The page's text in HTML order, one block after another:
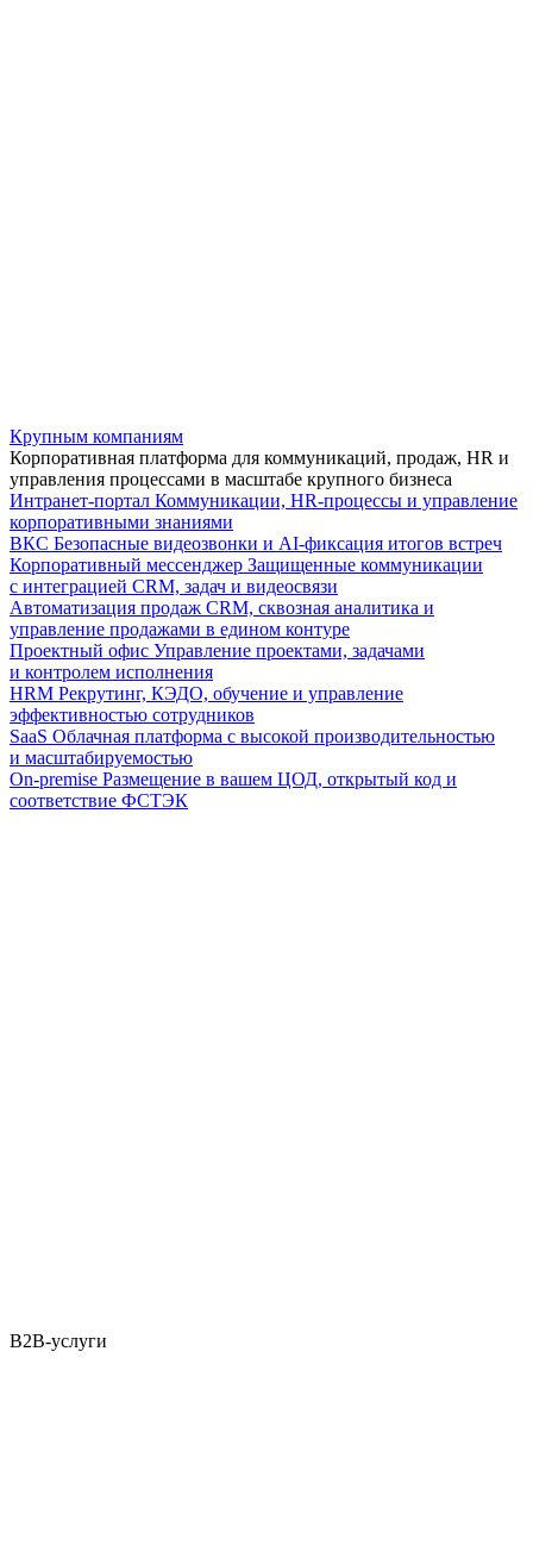
Крупным компаниям
Корпоративная платформа для коммуникаций, продаж, HR и
управления процессами в масштабе крупного бизнеса
Интранет-портал Коммуникации, HR-процессы и управление
корпоративными знаниями
ВКС Безопасные видеозвонки и AI-фиксация итогов встреч
Корпоративный мессенджер Защищенные коммуникации
с интеграцией CRM, задач и видеосвязи
Автоматизация продаж CRM, сквозная аналитика и
управление продажами в едином контуре
Проектный офис Управление проектами, задачами
и контролем исполнения
HRM Рекрутинг, КЭДО, обучение и управление
эффективностью сотрудников
SaaS Облачная платформа с высокой производительностью
и масштабируемостью
On-premise Размещение в вашем ЦОД, открытый код и
соответствие ФСТЭК
B2B-услуги